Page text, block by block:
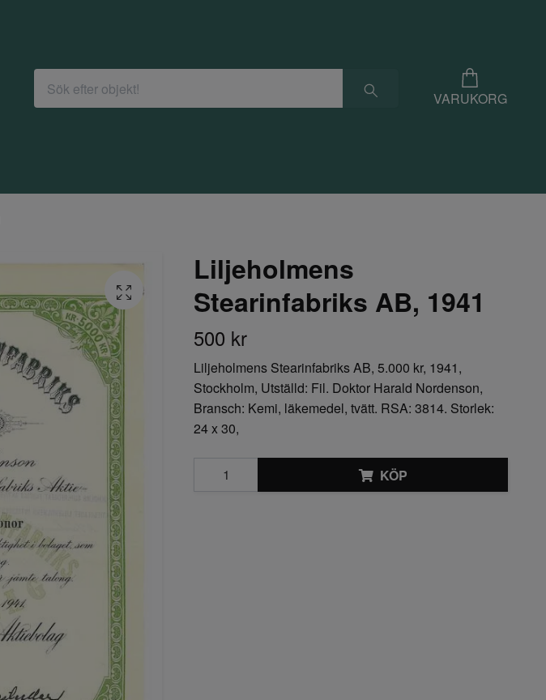
VARUKORG
Liljeholmens
Stearinfabriks AB, 1941
500 kr
Liljeholmens Stearinfabriks AB, 5.000 kr, 1941,
Stockholm, Utställd: Fil. Doktor Harald Nordenson,
Bransch: Kemi, läkemedel, tvätt. RSA: 3814. Storlek:
24 x 30,
KÖP